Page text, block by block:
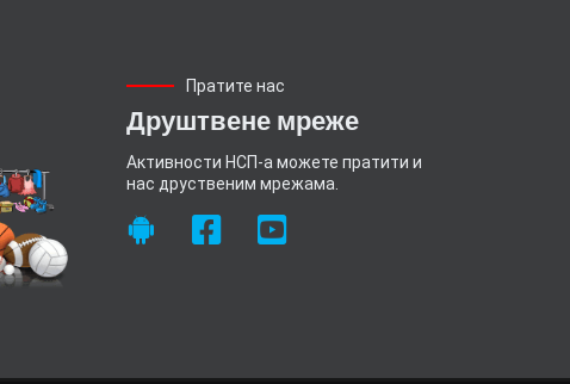
Пратите нас
Друштвене мреже
Активности НСП-а можете пратити и
нас друственим мрежама.